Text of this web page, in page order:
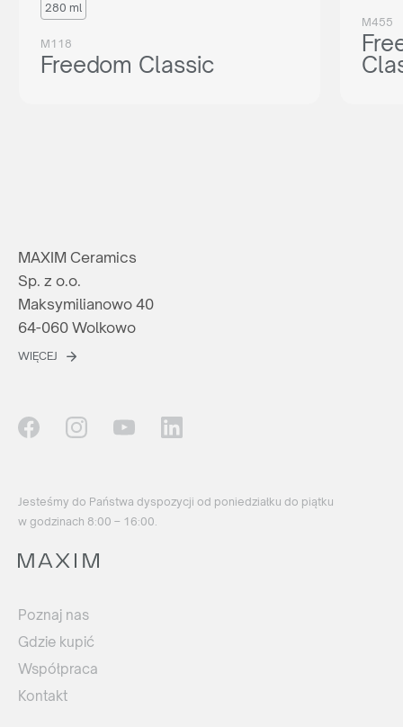
280 ml
M118
Freedom Classic
M455
MAXIM Ceramics
Sp. z o.o.
Maksymilianowo 40
64-060 Wolkowo
WIĘCEJ
Jesteśmy do Państwa dyspozycji od poniedziałku do piątku
w godzinach 8:00 – 16:00.
Poznaj nas
Gdzie kupić
Współpraca
Kontakt